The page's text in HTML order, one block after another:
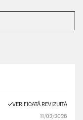
VERIFICATĂ REVIZUITĂ
11/02/2026